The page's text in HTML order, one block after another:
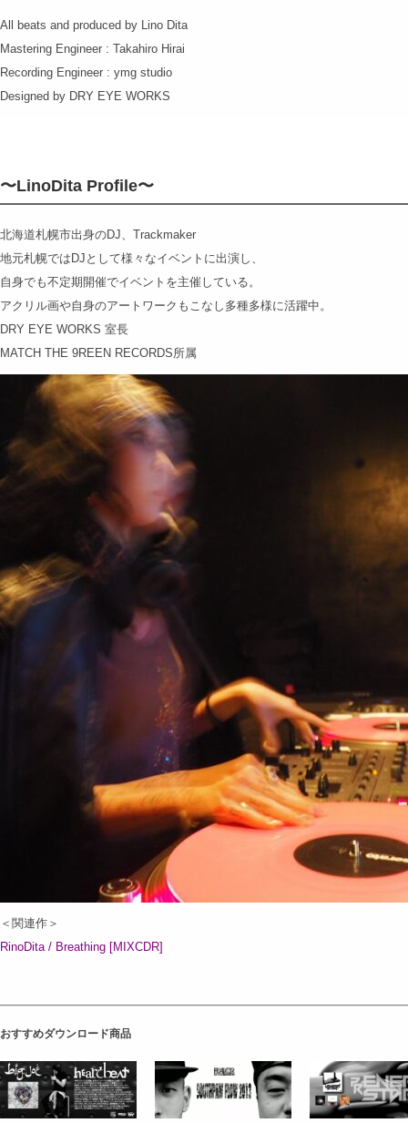
All beats and produced by Lino Dita
Mastering Engineer : Takahiro Hirai
Recording Engineer : ymg studio
Designed by DRY EYE WORKS
〜LinoDita Profile〜
北海道札幌市出身のDJ、Trackmaker
地元札幌ではDJとして様々なイベントに出演し、
自身でも不定期開催でイベントを主催している。
アクリル画や自身のアートワークもこなし多種多様に活躍中。
DRY EYE WORKS 室長
MATCH THE 9REEN RECORDS所属
＜関連作＞
RinoDita / Breathing [MIXCDR]
おすすめダウンロード商品